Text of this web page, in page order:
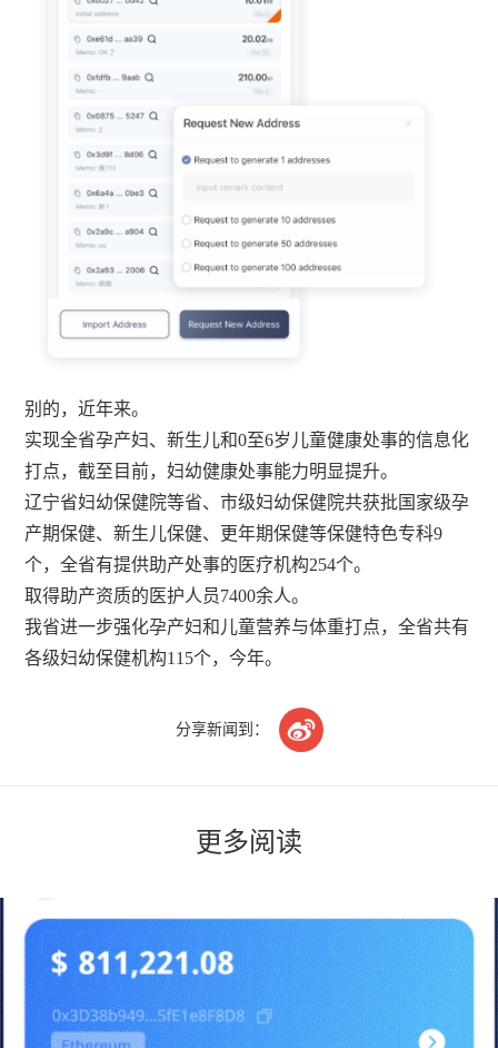
别的，近年来。
实现全省孕产妇、新生儿和0至6岁儿童健康处事的信息化
打点，截至目前，妇幼健康处事能力明显提升。
辽宁省妇幼保健院等省、市级妇幼保健院共获批国家级孕
产期保健、新生儿保健、更年期保健等保健特色专科9
个，全省有提供助产处事的医疗机构254个。
取得助产资质的医护人员7400余人。
我省进一步强化孕产妇和儿童营养与体重打点，全省共有
各级妇幼保健机构115个，今年。
分享新闻到： 
更多阅读